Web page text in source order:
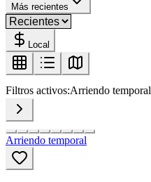
Más recientes
Local
Filtros activos:Arriendo temporal
Arriendo temporal